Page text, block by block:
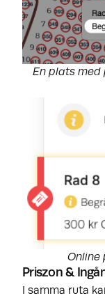
En plats
Online
Priszon &
I samma ruta